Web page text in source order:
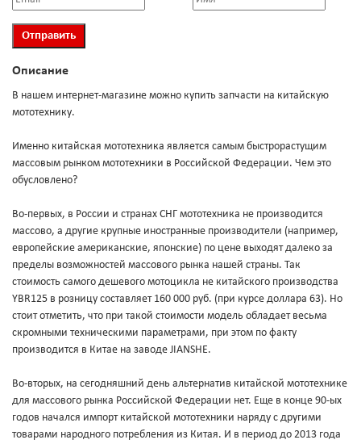
Описание
В нашем интернет-магазине можно купить запчасти на китайскую
мототехнику.
Именно китайская мототехника является самым быстрорастущим
массовым рынком мототехники в Российской Федерации. Чем это
обусловлено?
Во-первых, в России и странах СНГ мототехника не производится
массово, а другие крупные иностранные производители (например,
европейские американские, японские) по цене выходят далеко за
пределы возможностей массового рынка нашей страны. Так
стоимость самого дешевого мотоцикла не китайского производства
YBR125 в розницу составляет 160 000 руб. (при курсе доллара 63). Но
стоит отметить, что при такой стоимости модель обладает весьма
скромными техническими параметрами, при этом по факту
производится в Китае на заводе JIANSHE.
Во-вторых, на сегодняшний день альтернатив китайской мототехнике
для массового рынка Российской Федерации нет. Еще в конце 90-ых
годов начался импорт китайской мототехники наряду с другими
товарами народного потребления из Китая. И в период до 2013 года